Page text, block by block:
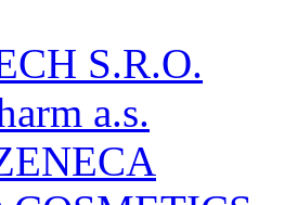
S.R.O.
a.s.